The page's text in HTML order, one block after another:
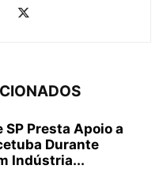
SP Presta Apoio a
Durante
Indústria...